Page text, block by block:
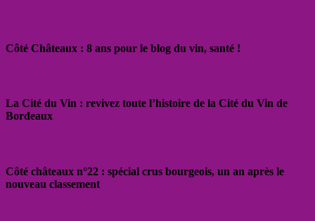
Côté Châteaux : 8 ans pour le blog du vin, santé !
La Cité du Vin : revivez toute l’histoire de la Cité du Vin de
Bordeaux
Côté châteaux n°22 : spécial crus bourgeois, un an après le
nouveau classement